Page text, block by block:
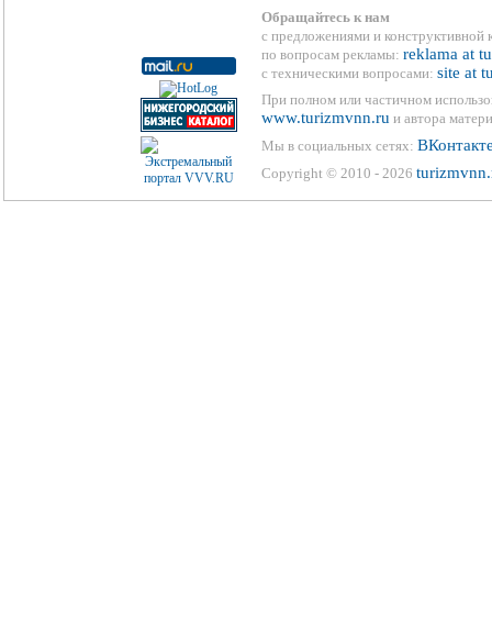
Обращайтесь к нам
с предложениями и конструктивной
по вопросам рекламы: reklama at
с техническими вопросами: site at
При полном или частичном
www.turizmvnn.ru и автора
Мы в социальных сетях:
Copyright © 2010 - 2026